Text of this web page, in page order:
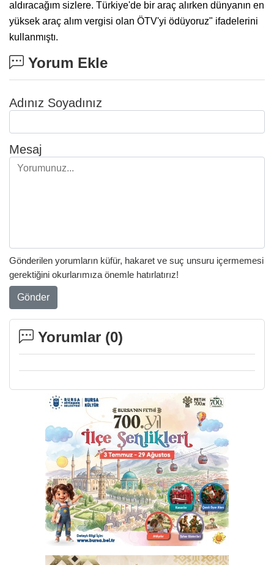
aldıracağım sizlere. Türkiye'de bir araç alırken dünyanın en
yüksek araç alım vergisi olan ÖTV'yi ödüyoruz" ifadelerini
kullanmıştı.
Yorum Ekle
Adınız Soyadınız
Mesaj
Gönderilen yorumların küfür, hakaret ve suç unsuru içermemesi
gerektiğini okurlarımıza önemle hatırlatırız!
Gönder
Yorumlar (0)